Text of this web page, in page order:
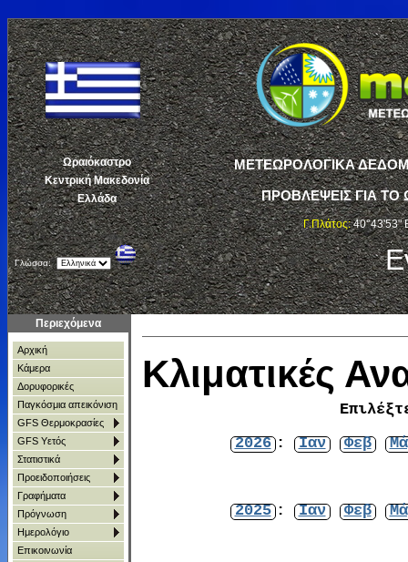
Ωραιόκαστρο
Κεντρική Μακεδονία
Ελλάδα
ΜΕΤΕΩΡΟΛΟΓΙΚΑ
ΠΡΟΒΛΕΨΕΙΣ ΓΙΑ ΤΟ
Γ.Πλάτος:40°43'53"
Γλώσσα:
Περιεχόμενα
Αρχική
Κάμερα
Δορυφορικές
Παγκόσμια απεικόνιση
GFS Θερμοκρασίες
GFS Υετός
Στατιστικά
Προειδοποιήσεις
Γραφήματα
Πρόγνωση
Ημερολόγιο
Επικοινωνία
Κλιματικές
2026 : Ιαν Φεβ
2025 : Ιαν Φεβ